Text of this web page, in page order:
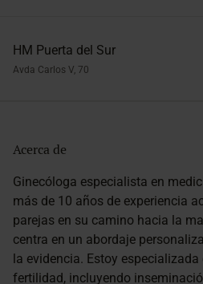
HM Puerta del Sur
Avda Carlos V, 70
Acerca de
Ginecóloga especialista en
más de 10 años de experiencia
parejas en su camino hacia la
centra en un abordaje
la evidencia. Estoy
fertilidad, incluyendo